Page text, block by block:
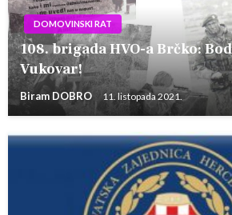
DOMOVINSKI RAT
108. brigada HVO-a Brčko:
Vukovar!
Biram DOBRO 11. listopada 2021.